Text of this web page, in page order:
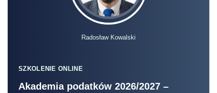
Radosław Kowalski
SZKOLENIE ONLINE
Akademia podatków 2026/2027 –